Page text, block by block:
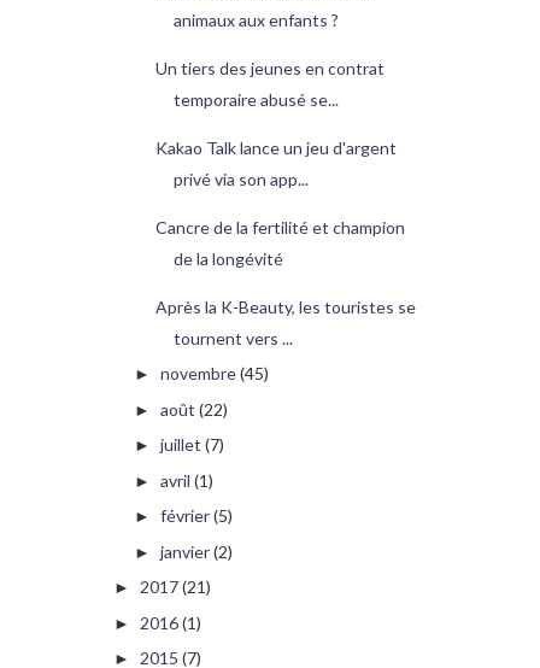
animaux aux enfants ?
Un tiers des jeunes en contrat
temporaire abusé se...
Kakao Talk lance un jeu d'argent
privé via son app...
Cancre de la fertilité et champion
de la longévité
Après la K-Beauty, les touristes se
tournent vers ...
► novembre(45)
► août (22)
► juillet (7)
► avril (1)
► février(5)
► janvier(2)
► 2017(21)
► 2016(1)
► 2015 (7)